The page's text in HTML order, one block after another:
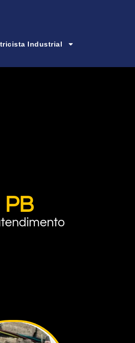
Industrial